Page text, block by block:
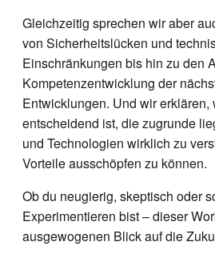
Gleichzeitig sprechen wir aber
von Sicherheitslücken und
Einschränkungen bis hin zu den
Kompetenzentwicklung der
Entwicklungen. Und wir erklären,
entscheidend ist, die zugrunde
und Technologien wirklich zu
Vorteile ausschöpfen zu können.
Ob du neugierig, skeptisch oder
Experimentieren bist – dieser
ausgewogenen Blick auf die